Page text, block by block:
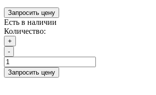
Запросить цену
Есть в наличии
Количество:
+
-
Запросить цену